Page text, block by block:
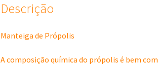
Descrição
Manteiga de Própolis
A composição química do própolis é bem